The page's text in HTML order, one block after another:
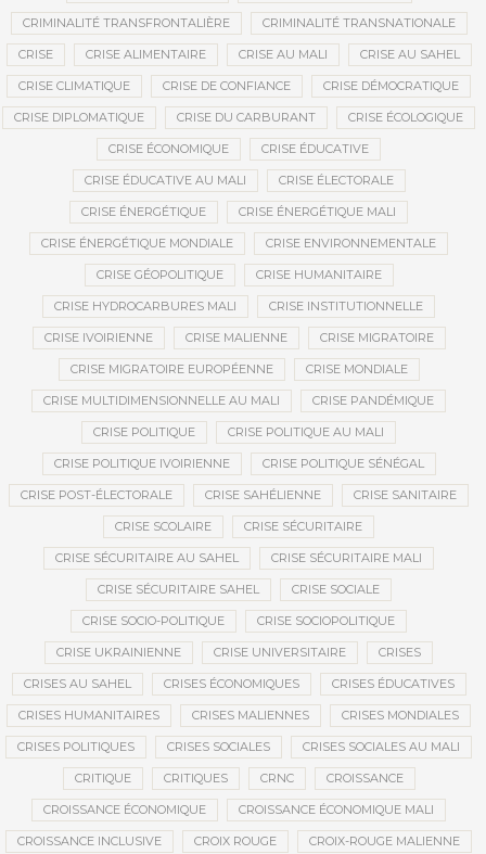
CRIMINALITÉ TRANSFRONTALIÈRE CRIMINALITÉ TRANSNATIONALE
CRISE CRISE ALIMENTAIRE CRISE AU MALI CRISE AU SAHEL
CRISE CLIMATIQUE CRISE DE CONFIANCE CRISE DÉMOCRATIQUE
CRISE DIPLOMATIQUE CRISE DU CARBURANT CRISE ÉCOLOGIQUE
CRISE ÉCONOMIQUE CRISE ÉDUCATIVE
CRISE ÉDUCATIVE AU MALI CRISE ÉLECTORALE
CRISE ÉNERGÉTIQUE CRISE ÉNERGÉTIQUE MALI
CRISE ÉNERGÉTIQUE MONDIALE CRISE ENVIRONNEMENTALE
CRISE GÉOPOLITIQUE CRISE HUMANITAIRE
CRISE HYDROCARBURES MALI CRISE INSTITUTIONNELLE
CRISE IVOIRIENNE CRISE MALIENNE CRISE MIGRATOIRE
CRISE MIGRATOIRE EUROPÉENNE CRISE MONDIALE
CRISE MULTIDIMENSIONNELLE AU MALI CRISE PANDÉMIQUE
CRISE POLITIQUE CRISE POLITIQUE AU MALI
CRISE POLITIQUE IVOIRIENNE CRISE POLITIQUE SÉNÉGAL
CRISE POST-ÉLECTORALE CRISE SAHÉLIENNE CRISE SANITAIRE
CRISE SCOLAIRE CRISE SÉCURITAIRE
CRISE SÉCURITAIRE AU SAHEL CRISE SÉCURITAIRE MALI
CRISE SÉCURITAIRE SAHEL CRISE SOCIALE
CRISE SOCIO-POLITIQUE CRISE SOCIOPOLITIQUE
CRISE UKRAINIENNE CRISE UNIVERSITAIRE CRISES
CRISES AU SAHEL CRISES ÉCONOMIQUES CRISES ÉDUCATIVES
CRISES HUMANITAIRES CRISES MALIENNES CRISES MONDIALES
CRISES POLITIQUES CRISES SOCIALES CRISES SOCIALES AU MALI
CRITIQUE CRITIQUES CRNC CROISSANCE
CROISSANCE ÉCONOMIQUE CROISSANCE ÉCONOMIQUE MALI
CROISSANCE INCLUSIVE CROIX ROUGE CROIX-ROUGE MALIENNE